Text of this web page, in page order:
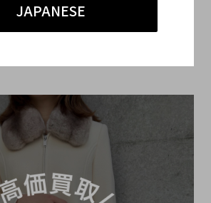
JAPANESE
表参道1号店 高額買取